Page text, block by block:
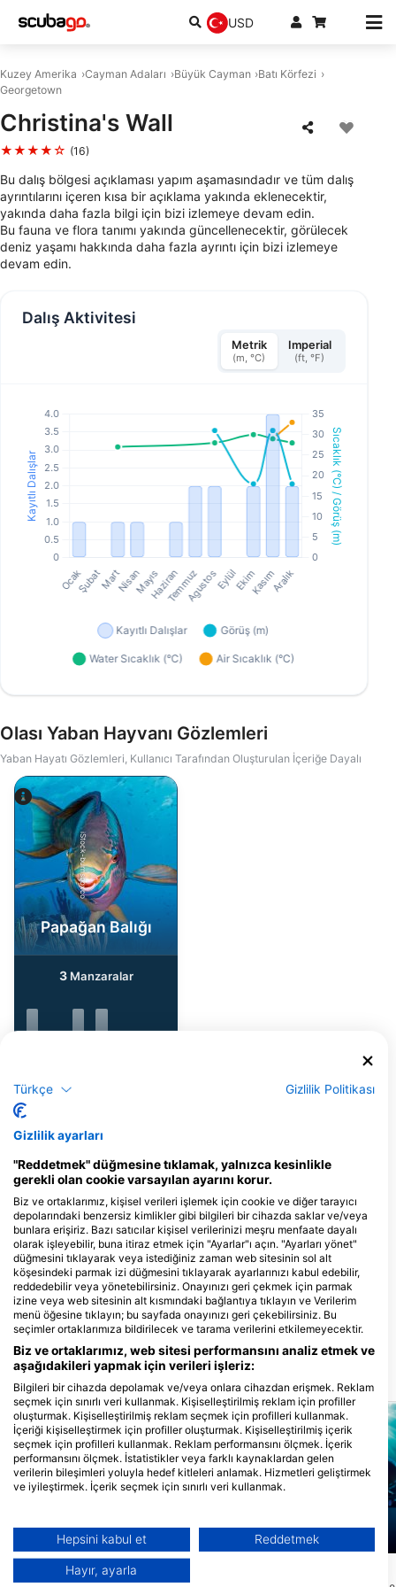
USD
Kuzey Amerika Cayman Adaları Büyük Cayman
Batı Körfezi
Georgetown
Christina's Wall
★★★★☆ (16)
Bu dalış bölgesi açıklaması yapım aşamasındadır ve tüm dalış
ayrıntılarını içeren kısa bir açıklama yakında eklenecektir,
yakında daha fazla bilgi için bizi izlemeye devam edin.
Bu fauna ve flora tanımı yakında güncellenecektir, görülecek
deniz yaşamı hakkında daha fazla ayrıntı için bizi izlemeye
devam edin.
Dalış Aktivitesi
Metrik
(m, °C)
Imperial
(ft, °F)
Olası Yaban Hayvanı Gözlemleri
Yaban Hayatı Gözlemleri, Kullanıcı Tarafından Oluşturulan İçeriğe Dayalı
iStock-burnsboxco
Papağan Balığı
3Manzaralar
Bu Dalış Bölgesine Hizmet Veren Dalış
Merkezleri
Off The Wall Divers
37 Seafarers Way, KY1-1201
George Town, Cayman Adalari
Sunset Divers
390 South Church St., KY1-1106
George Town, Cayman Adalari
Yakındaki dalış bölgeleri
Aqualung
(★4.2)
Mares
Türkçe Gizlilik Politikası
Gizlilik ayarları
"Reddetmek" düğmesine tıklamak, yalnızca kesinlikle
gerekli olan cookie varsayılan ayarını korur.
Biz ve ortaklarımız, kişisel verileri işlemek için cookie ve diğer tarayıcı
depolarındaki benzersiz kimlikler gibi bilgileri bir cihazda saklar ve/veya
bunlara erişiriz. Bazı satıcılar kişisel verilerinizi meşru menfaate dayalı
olarak işleyebilir, buna itiraz etmek için "Ayarlar"ı açın. "Ayarları yönet"
düğmesini tıklayarak veya istediğiniz zaman web sitesinin sol alt
köşesindeki parmak izi düğmesini tıklayarak ayarlarınızı kabul edebilir,
reddedebilir veya yönetebilirsiniz. Onayınızı geri çekmek için parmak
izine veya web sitesinin alt kısmındaki bağlantıya tıklayın ve Verilerim
menü öğesine tıklayın; bu sayfada onayınızı geri çekebilirsiniz. Bu
seçimler ortaklarımıza bildirilecek ve tarama verilerini etkilemeyecektir.
Biz ve ortaklarımız, web sitesi performansını analiz etmek ve
aşağıdakileri yapmak için verileri işleriz:
Bilgileri bir cihazda depolamak ve/veya onlara cihazdan erişmek. Reklam
seçmek için sınırlı veri kullanmak. Kişiselleştirilmiş reklam için profiller
oluşturmak. Kişiselleştirilmiş reklam seçmek için profilleri kullanmak.
İçeriği kişiselleştirmek için profiller oluşturmak. Kişiselleştirilmiş içerik
seçmek için profilleri kullanmak. Reklam performansını ölçmek. İçerik
performansını ölçmek. İstatistikler veya farklı kaynaklardan gelen
verilerin bileşimleri yoluyla hedef kitleleri anlamak. Hizmetleri geliştirmek
ve iyileştirmek. İçerik seçmek için sınırlı veri kullanmak.
Veriler Avrupa Birliği dışında paylaşılabilir ve ABD'ye gönderilebilir.
Onayınız ve cookie politikası yalnızca bu web sitesi/uygulama için
Hepsini kabul et Reddetmek
Hayır, ayarla